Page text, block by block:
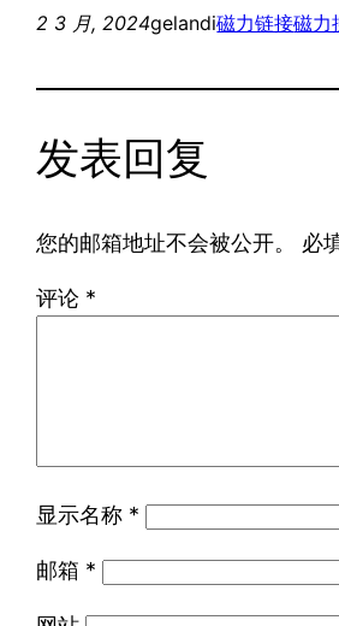
2 3 月, 2024gelandi磁力链接磁力
发表回复
您的邮箱地址不会被公开。 必
评论 *
显示名称 *
邮箱 *